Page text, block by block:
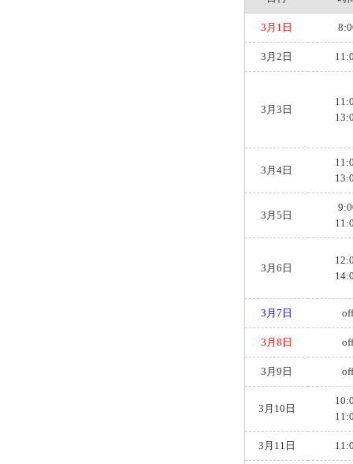
3月1日
3月2日
3月3日
3月4日
3月5日
3月6日
3月7日 off
3月8日 off
3月9日 off
3月10日
3月11日